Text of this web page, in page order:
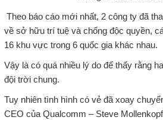
Theo báo cáo mới nhất, 2 công ty đã
về sở hữu trí tuệ và chống độc quyền,
16 khu vực trong 6 quốc gia khác nhau.
Vậy là có quá nhiều lý do để thấy rằng
đội trời chung.
Tuy nhiên tình hình có vẻ đã xoay
CEO của Qualcomm – Steve